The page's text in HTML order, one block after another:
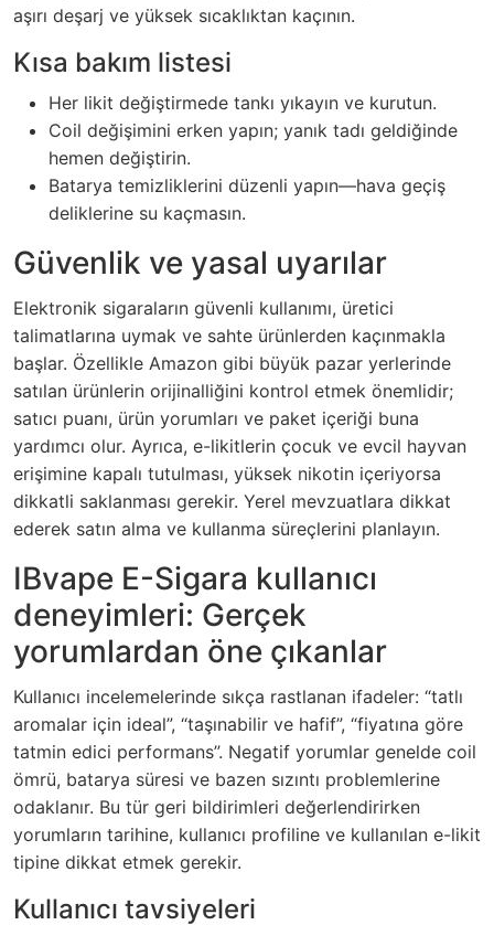
aşırı deşarj ve yüksek sıcaklıktan kaçının.
Kısa bakım listesi
Her likit değiştirmede tankı yıkayın ve kurutun.
Coil değişimini erken yapın; yanık tadı geldiğinde
hemen değiştirin.
Batarya temizliklerini düzenli yapın—hava geçiş
deliklerine su kaçmasın.
Güvenlik ve yasal uyarılar
Elektronik sigaraların güvenli kullanımı, üretici
talimatlarına uymak ve sahte ürünlerden kaçınmakla
başlar. Özellikle Amazon gibi büyük pazar yerlerinde
satılan ürünlerin orijinalliğini kontrol etmek önemlidir;
satıcı puanı, ürün yorumları ve paket içeriği buna
yardımcı olur. Ayrıca, e-likitlerin çocuk ve evcil hayvan
erişimine kapalı tutulması, yüksek nikotin içeriyorsa
dikkatli saklanması gerekir. Yerel mevzuatlara dikkat
ederek satın alma ve kullanma süreçlerini planlayın.
IBvape E-Sigara kullanıcı
deneyimleri: Gerçek
yorumlardan öne çıkanlar
Kullanıcı incelemelerinde sıkça rastlanan ifadeler: “tatlı
aromalar için ideal”, “taşınabilir ve hafif”, “fiyatına göre
tatmin edici performans”. Negatif yorumlar genelde coil
ömrü, batarya süresi ve bazen sızıntı problemlerine
odaklanır. Bu tür geri bildirimleri değerlendirirken
yorumların tarihine, kullanıcı profiline ve kullanılan e-likit
tipine dikkat etmek gerekir.
Kullanıcı tavsiyeleri